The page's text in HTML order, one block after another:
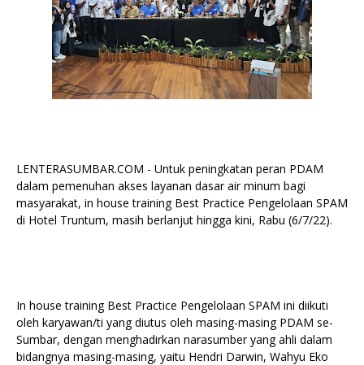
LENTERASUMBAR.COM - Untuk peningkatan peran PDAM
dalam pemenuhan akses layanan dasar air minum bagi
masyarakat, in house training Best Practice Pengelolaan SPAM
di Hotel Truntum, masih berlanjut hingga kini, Rabu (6/7/22).
In house training Best Practice Pengelolaan SPAM ini diikuti
oleh karyawan/ti yang diutus oleh masing-masing PDAM se-
Sumbar, dengan menghadirkan narasumber yang ahli dalam
bidangnya masing-masing, yaitu Hendri Darwin, Wahyu Eko